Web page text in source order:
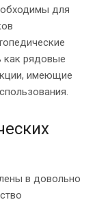
для
как рядовые
имеющие
в довольно